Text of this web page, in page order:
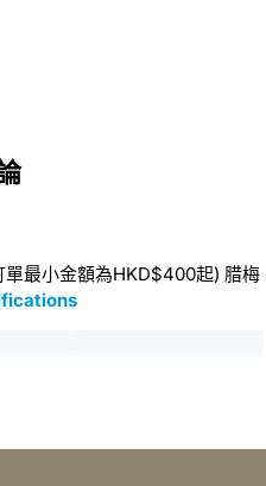
最小金額為HKD$400起) 腊梅